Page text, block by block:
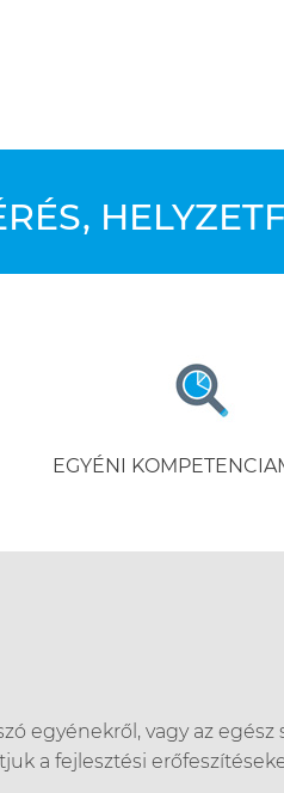
EGYÉNI
egyénekről, vagy az
a fejlesztési